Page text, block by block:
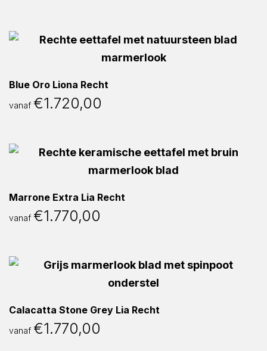
Blue Oro Liona Recht
vanaf €1.720,00
Marrone Extra Lia Recht
vanaf €1.770,00
Calacatta Stone Grey Lia Recht
vanaf €1.770,00